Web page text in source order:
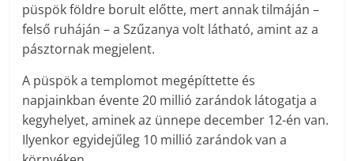
püspök földre borult előtte, mert annak tilmáján –
felső ruháján – a Szűzanya volt látható, amint az a
pásztornak megjelent.
A püspök a templomot megépíttette és
napjainkban évente 20 millió zarándok látogatja a
kegyhelyet, aminek az ünnepe december 12-én van.
Ilyenkor egyidejűleg 10 millió zarándok van a